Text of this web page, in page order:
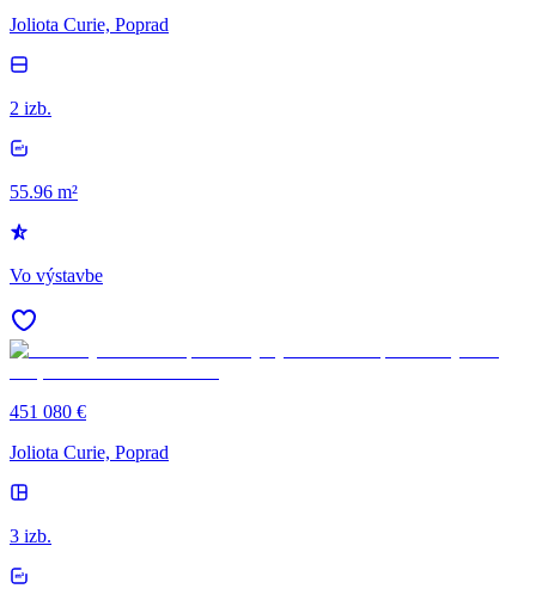
Joliota Curie, Poprad
2 izb.
55.96 m²
Vo výstavbe
451 080 €
Joliota Curie, Poprad
3 izb.